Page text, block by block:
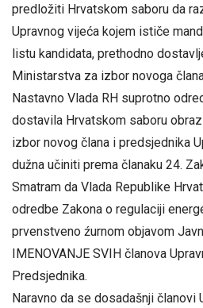
predložiti Hrvatskom saboru da
Upravnog vijeća kojem ističe
listu kandidata, prethodno
Ministarstva za izbor novoga
Nastavno Vlada RH suprotno
dostavila Hrvatskom saboru
izbor novog člana i predsjednika
dužna učiniti prema članaku 24.
Smatram da Vlada Republike
odredbe Zakona o regulaciji
prvenstveno źurnom objavom
IMENOVANJE SVIH članova
Predsjednika.
Naravno da se dosadašnji članovi